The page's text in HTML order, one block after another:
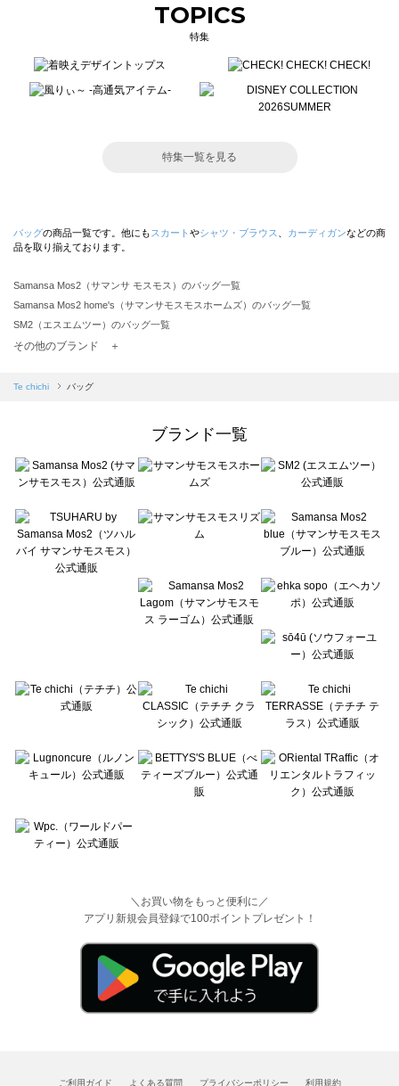
TOPICS
特集
特集一覧を見る
バッグの商品一覧です。他にも スカート やシャツ・ブラウス カーディガンなどの商
品を取り揃えております。
Samansa Mos2（サマンサ モスモス）のバッグ一覧
Samansa Mos2 home's（サマンサモスモスホームズ）のバッグ一覧
SM2（エスエムツー）のバッグ一覧
TSUHARU by Samansa Mos2（ツハルバイサマンサモスモス）のバッグ一覧
Samansa Mos2 blue（サマンサモスモス ブルー）のバッグ一覧
sō4ū（ソウフォーユー）のバッグ一覧
Te chichi（テチチ）のバッグ一覧
Te chichi CLASSIC（テチチ クラシック）のバッグ一覧
Lugnoncure（ルノンキュール）のバッグ一覧
BETTY'S BLUE（べティーズブルー）のバッグ一覧
Wpc.（ワールドパーティー）のバッグ一覧
その他のブランド ＋
Te chichi バッグ
ブランド一覧
＼お買い物をもっと便利に／
アプリ新規会員登録で100ポイントプレゼント！
ご利用ガイド よくある質問 プライバシーポリシー 利用規約